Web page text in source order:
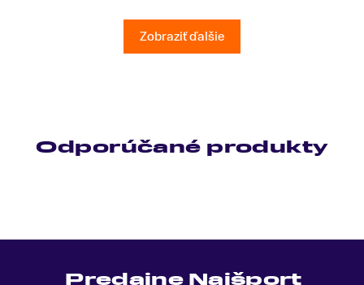
Ešte raz ďakujem.Zobraziť ďalšie
Odporúčané produkty
Predajne Najšport